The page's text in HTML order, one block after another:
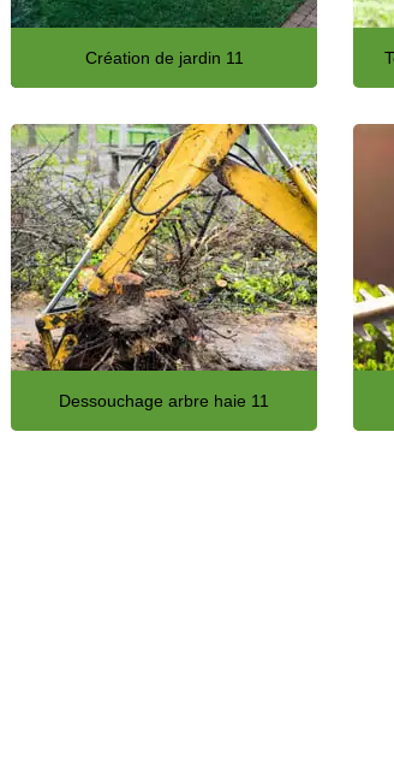
Création de jardin 11
Dessouchage arbre haie 11